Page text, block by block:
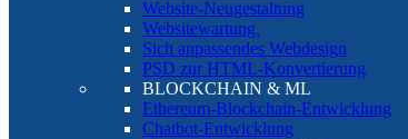
Website-Neugestaltung
Websitewartung.
Sich anpassendes Webdesign
PSD zur HTML-Konvertierung
BLOCKCHAIN & ML
Ethereum-Blockchain-Entwicklung
Chatbot-Entwicklung